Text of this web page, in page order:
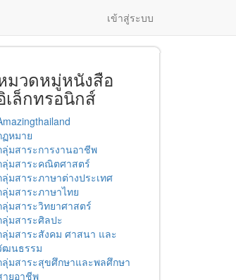
เข้าสู่ระบบ
มวดหมู่หนังสือ
เล็กทรอนิกส์
ฏหมาย
ลุ่มสาระการงานอาชีพ
ลุ่มสาระคณิตศาสตร์
ลุ่มสาระภาษาต่างประเทศ
ลุ่มสาระภาษาไทย
ลุ่มสาระวิทยาศาสตร์
ลุ่มสาระศิลปะ
ลุ่มสาระสังคม ศาสนา และ
ฒนธรรม
ลุ่มสาระสุขศึกษาและพลศึกษา
ายอาชีพ